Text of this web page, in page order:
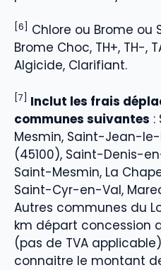
[6]
Chlore ou Brome ou
Brome Choc, TH+, TH-,
Algicide, Clarifiant.
[7]
Inclut les frais
communes suivantes :
Mesmin, Saint-Jean-
(45100), Saint-Denis-
Saint-Mesmin, La
Saint-Cyr-en-Val,
Autres communes du
km départ concession
(pas de TVA
connaitre le montant